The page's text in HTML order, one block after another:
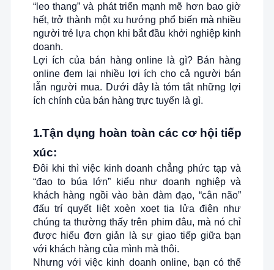
“leo thang” và phát triển mạnh mẽ hơn bao giờ
hết, trở thành một xu hướng phổ biến mà nhiều
người trẻ lựa chọn khi bắt đầu khởi nghiệp kinh
doanh.
Lợi ích của bán hàng online là gì? Bán hàng
online đem lại nhiều lợi ích cho cả người bán
lẫn người mua. Dưới đây là tóm tắt những lợi
ích chính của bán hàng trực tuyến là gì.
1.Tận dụng hoàn toàn các cơ hội tiếp
xúc:
Đôi khi thì việc kinh doanh chẳng phức tạp và
“đao to búa lớn” kiểu như doanh nghiệp và
khách hàng ngồi vào bàn đàm đạo, “cân não”
đấu trí quyết liệt xoèn xoẹt tia lửa điện như
chúng ta thường thấy trên phim đâu, mà nó chỉ
được hiểu đơn giản là sự giao tiếp giữa bạn
với khách hàng của mình mà thôi.
Nhưng với việc kinh doanh online, bạn có thể